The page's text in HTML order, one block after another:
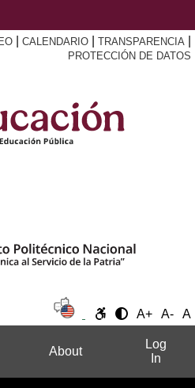
CALENDARIO TRANSPARENCIA
PROTECCIÓN DE DATOS
A+ A- A
About
Log
In